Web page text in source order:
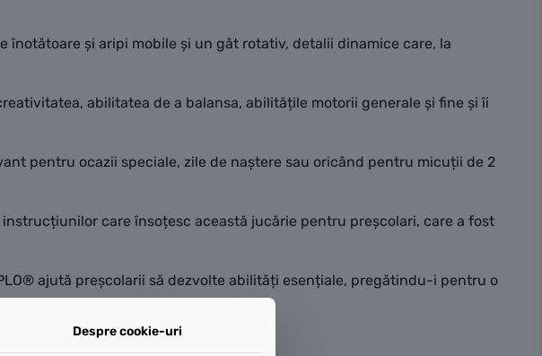
și aripi mobile și un gât rotativ, detalii dinamice care, la
abilitatea de a balansa, abilitățile motorii generale și fine și îi
pentru ocazii speciale, zile de naștere sau oricând pentru micuții de 2
care însoțesc această jucărie pentru preșcolari, care a fost
ajută preșcolarii să dezvolte abilități esențiale, pregătindu-i pentru o
cu înălțimea de 21 cm
Despre cookie-uri